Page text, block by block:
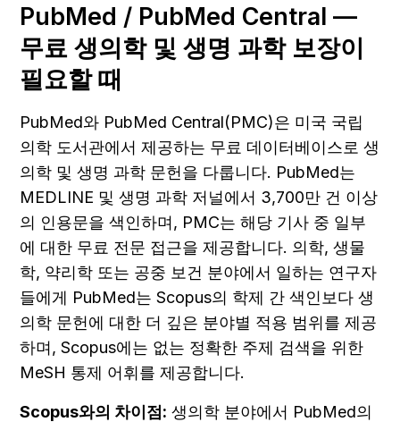
PubMed / PubMed Central —
무료 생의학 및 생명 과학 보장이
필요할 때
PubMed와 PubMed Central(PMC)은 미국 국립
의학 도서관에서 제공하는 무료 데이터베이스로 생
의학 및 생명 과학 문헌을 다룹니다. PubMed는
MEDLINE 및 생명 과학 저널에서 3,700만 건 이상
의 인용문을 색인하며, PMC는 해당 기사 중 일부
에 대한 무료 전문 접근을 제공합니다. 의학, 생물
학, 약리학 또는 공중 보건 분야에서 일하는 연구자
들에게 PubMed는 Scopus의 학제 간 색인보다 생
의학 문헌에 대한 더 깊은 분야별 적용 범위를 제공
하며, Scopus에는 없는 정확한 주제 검색을 위한
MeSH 통제 어휘를 제공합니다.
Scopus와의 차이점: 생의학 분야에서 PubMed의